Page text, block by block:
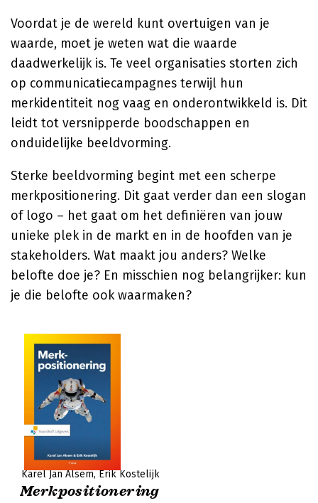
Voordat je de wereld kunt overtuigen van je
waarde, moet je weten wat die waarde
daadwerkelijk is. Te veel organisaties storten zich
op communicatiecampagnes terwijl hun
merkidentiteit nog vaag en onderontwikkeld is. Dit
leidt tot versnipperde boodschappen en
onduidelijke beeldvorming.
Sterke beeldvorming begint met een scherpe
merkpositionering. Dit gaat verder dan een slogan
of logo – het gaat om het definiëren van jouw
unieke plek in de markt en in de hoofden van je
stakeholders. Wat maakt jou anders? Welke
belofte doe je? En misschien nog belangrijker: kun
je die belofte ook waarmaken?
Karel Jan Alsem Erik Kostelijk
Merkpositionering